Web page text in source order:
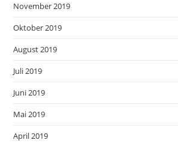
November 2019
Oktober 2019
August 2019
Juli 2019
Juni 2019
Mai 2019
April 2019